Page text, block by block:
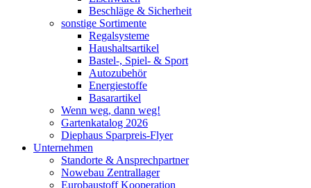
Beschläge & Sicherheit
sonstige Sortimente
Regalsysteme
Haushaltsartikel
Bastel-, Spiel- & Sport
Autozubehör
Energiestoffe
Basarartikel
Wenn weg, dann weg!
Gartenkatalog 2026
Diephaus Sparpreis-Flyer
Unternehmen
Standorte & Ansprechpartner
Nowebau Zentrallager
Eurobaustoff Kooperation